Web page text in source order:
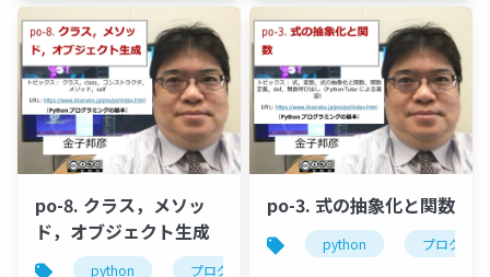
po-8. クラス，メソッ
ド，オブジェクト生成
python プログラミング
po-3. 式の抽象化と関数
python プログラ